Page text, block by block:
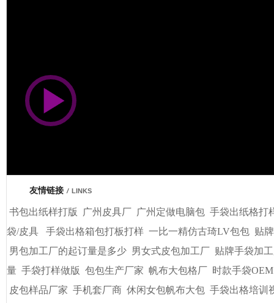
友情链接 / LINKS
书包出纸样打版 广州皮具厂 广州定做电脑包 手袋出纸格打
袋/皮具
手袋出格箱包打板打样 一比一精仿古琦LV包包 贴
男包加工厂的起订量是多少 男女式皮包加工厂 贴牌手袋加
量 手袋打样做版 包包生产厂家 帆布大包格厂 时款手袋OEM
皮包样品厂家 手机套厂商 休闲女包帆布大包 手袋出格培训